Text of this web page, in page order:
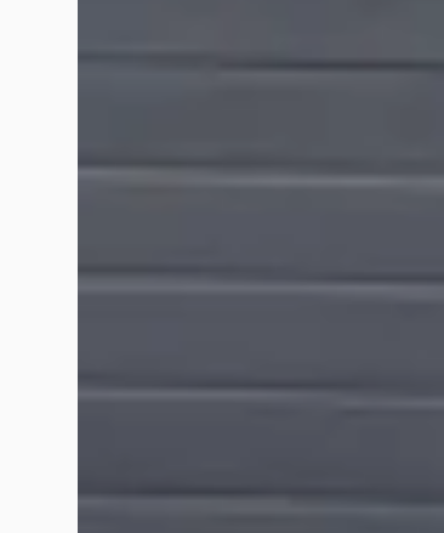
Charmain de Koster
Onlangs heb ik mijn Audi A1 gekocht bij
Iedereen was super vriendelijk, behulpzaam
naar een betrouwbare auto en goede service!